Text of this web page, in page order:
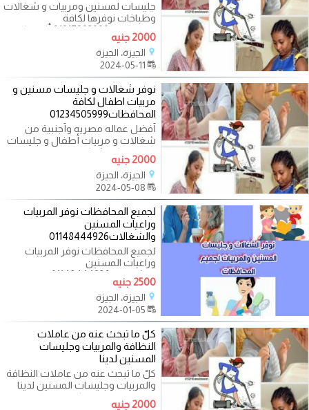
جليسات لمسنين ومربيات و شغالات
وطباخات نوفرها لكافة
المحافظات01017902000 أكبر مكتب
خدم ومربيات
2000 جنيه
الجيزة، الجيزة
نوفر شغالات و جليسات مسنين و
مربيات اطفال لكافة
المحافظات01234505999
أفضل عماله مصريه وأجنبية من
شغالات و مربيات أطفال و جليسات
مسنين اكبر شركة خدمات منزليه
علي مستوى
2000 جنيه
الجيزة، الجيزة
لجميع المحافظات نوفر المربيات
وراعيات المسنين
والشغالات01148444926
لجميع المحافظات نوفر المربيات
وراعيات المسنين
والعقود الفانونيه نوفر
2500 جنيه
الجيزة، الجيزة
كلّ ما تبحث عنه من عاملات
النظافة والمربيات وجليسات
المسنين لدينا
كلّ ما تبحث عنه من عاملات النظافة
والمربيات وجليسات المسنين لدينا
معنا قاعده بيانات كبيرة جدا
2000 جنيه